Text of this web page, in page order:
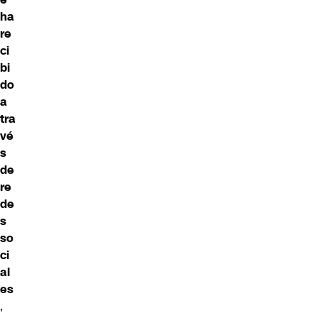
ha
re
ci
bi
do
a
tra
vé
s
de
re
de
s
so
ci
al
es
,